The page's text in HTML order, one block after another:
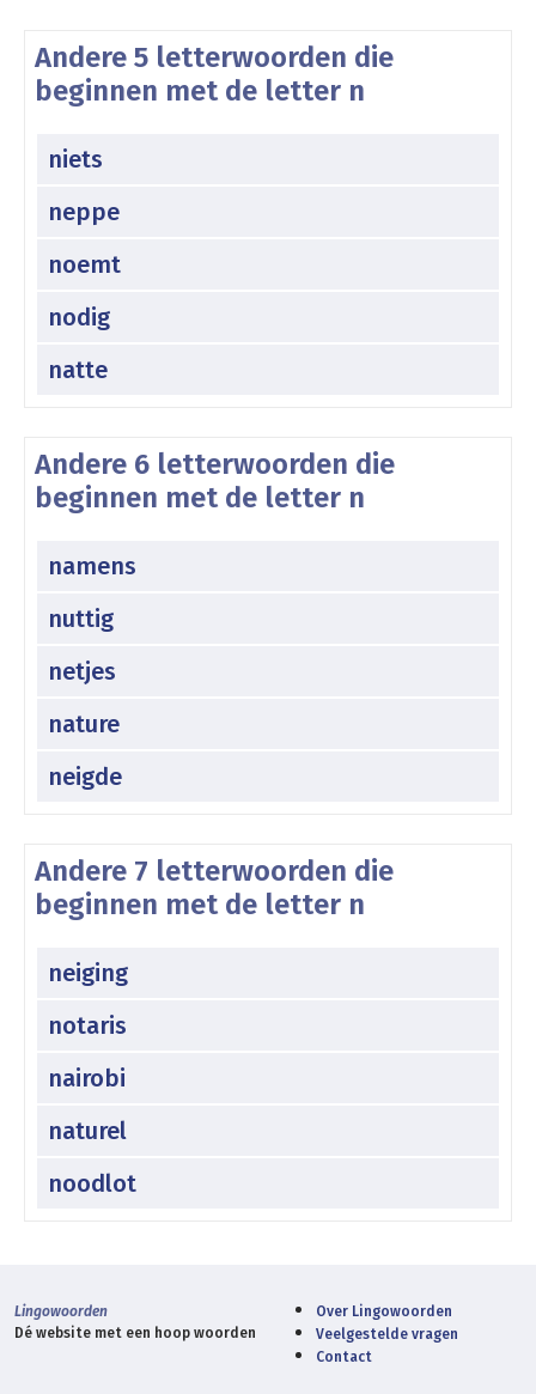
Andere 5 letterwoorden die
beginnen met de letter n
niets
neppe
noemt
nodig
natte
Andere 6 letterwoorden die
beginnen met de letter n
namens
nuttig
netjes
nature
neigde
Andere 7 letterwoorden die
beginnen met de letter n
neiging
notaris
nairobi
naturel
noodlot
Lingowoorden
Dé website met een hoop woorden
Over Lingowoorden
Veelgestelde vragen
Contact